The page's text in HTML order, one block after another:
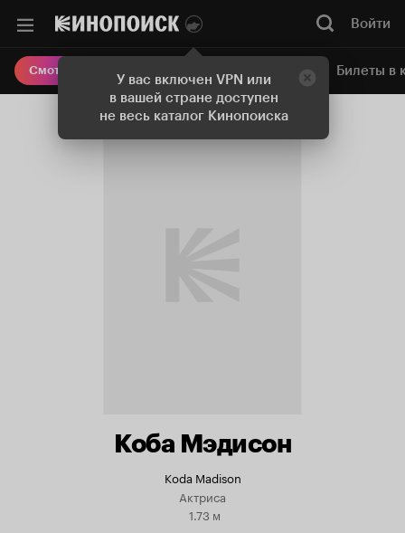
У вас включен VPN или
в вашей стране доступен
не весь каталог Кинопоиска
Войти
Смотреть кино Онлайн-кинотеатр Билеты в
Коба Мэдисон
Koda Madison
Актриса
1.73 м